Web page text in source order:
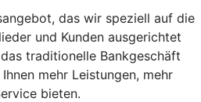
das wir speziell auf die
und Kunden ausgerichtet
traditionelle Bankgeschäft
mehr Leistungen, mehr
bieten.